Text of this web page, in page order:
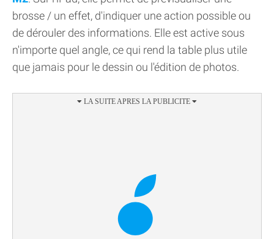
brosse / un effet, d'indiquer une action possible ou
de dérouler des informations. Elle est active sous
n'importe quel angle, ce qui rend la table plus utile
que jamais pour le dessin ou l'édition de photos.